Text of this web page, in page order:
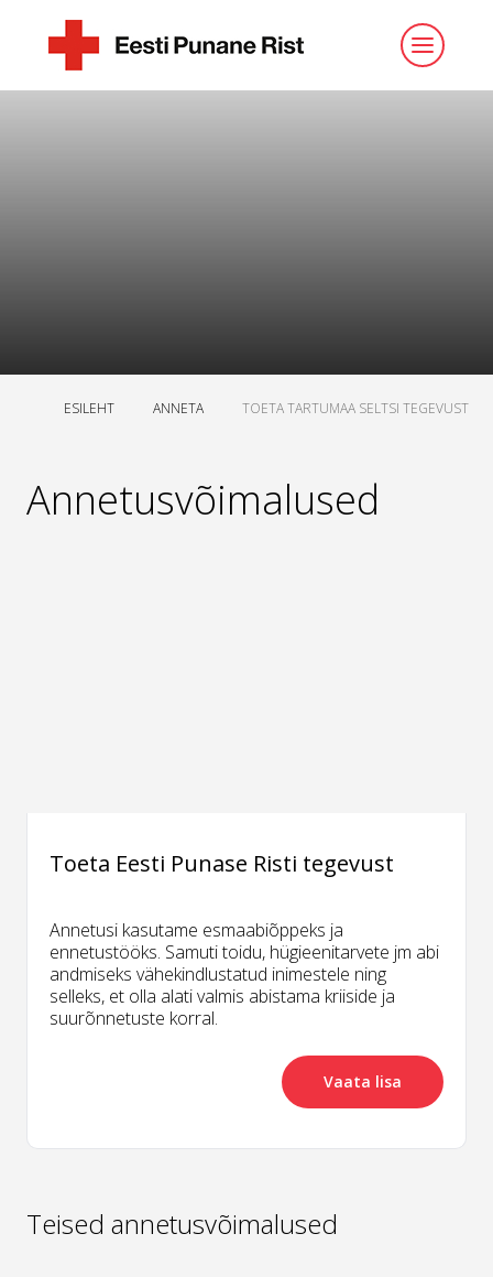
ESILEHT ANNETA TOETA TARTUMAA SELTSI TEGEVUST
Annetusvõimalused
Toeta Eesti Punase Risti tegevust
Annetusi kasutame esmaabiõppeks ja
ennetustööks. Samuti toidu, hügieenitarvete jm abi
andmiseks vähekindlustatud inimestele ning
selleks, et olla alati valmis abistama kriiside ja
suurõnnetuste korral.
Vaata lisa
Teised annetusvõimalused